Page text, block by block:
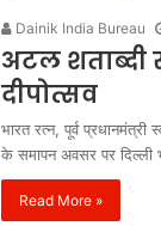
Dainik India Bureau
अटल शताब्दी
दीपोत्सव
भारत रत्न, पूर्व प्रधानमंत्री
के समापन अवसर पर दिल्ली
Read More »